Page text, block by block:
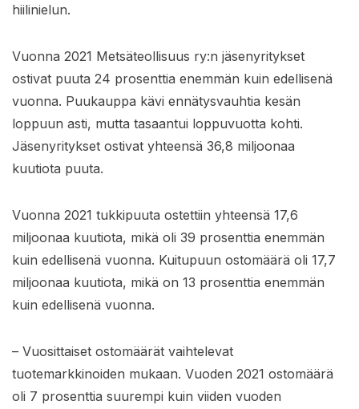
hiilinielun.
Vuonna 2021 Metsäteollisuus ry:n jäsenyritykset
ostivat puuta 24 prosenttia enemmän kuin edellisenä
vuonna. Puukauppa kävi ennätysvauhtia kesän
loppuun asti, mutta tasaantui loppuvuotta kohti.
Jäsenyritykset ostivat yhteensä 36,8 miljoonaa
kuutiota puuta.
Vuonna 2021 tukkipuuta ostettiin yhteensä 17,6
miljoonaa kuutiota, mikä oli 39 prosenttia enemmän
kuin edellisenä vuonna. Kuitupuun ostomäärä oli 17,7
miljoonaa kuutiota, mikä on 13 prosenttia enemmän
kuin edellisenä vuonna.
– Vuosittaiset ostomäärät vaihtelevat
tuotemarkkinoiden mukaan. Vuoden 2021 ostomäärä
oli 7 prosenttia suurempi kuin viiden vuoden